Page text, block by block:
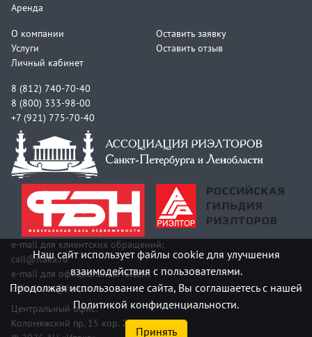
Аренда
О компании
Услуги
Личный кабинет
Оставить заявку
Оставить отзыв
8 (812) 740-70-40
8 (800) 333-98-00
+7 (921) 775-70-40
e-mail для клиентских обращений:
call@itaka.ru
e-mail для официальных писем:
officeitaka@itaka.ru
Центральный офис:
Коломяжский пр. 15 кор. 2
Наш сайт использует файлы cookie для улучшения
взаимодействия с пользователями.
Продолжая использование сайта, Вы соглашаетесь с нашей
Политикой конфиденциальности.
Принять